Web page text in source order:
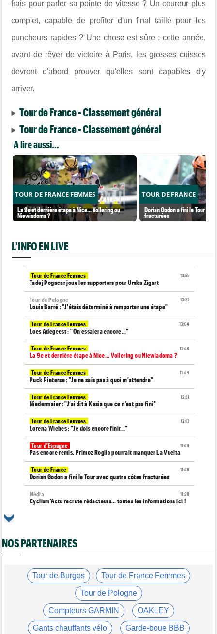
frais pour parler sa pointe de vitesse ? Un coureur plus
complet, capable de profiter d'un final taillé pour les
puncheurs rapides ? Une chose est sûre : cette année,
avant de rêver de victoire à Paris, les grosses cuisses
devront d'abord prouver qu'elles sont capables d'y
arriver.
Tour de France - Classement général
Tour de France - Classement général
A lire aussi...
TOUR DE FRANCE FEMMES
La 9e et dernière étape à Nice... Vollering ou
Niewiadoma ?
TOUR DE FRANCE
Dorian Godon a fini le Tour
fracturées
L'INFO EN LIVE
13:55
Tour de France Femmes
Tadej Pogacar joue les supporters pour Urska Zigart
13:22
Tour de Pologne
Louis Barré : "J'étais déterminé à remporter une étape"
13:04
Tour de France Femmes
Loes Adegeest : "On essaiera encore..."
12:58
Tour de France Femmes
La 9e et dernière étape à Nice... Vollering ou Niewiadoma ?
12:54
Tour de France Femmes
Puck Pieterse : "Je ne sais pas à quoi m'attendre"
12:31
Tour de France Femmes
Niedermaier : "J’ai dit à Kasia que ce n’est pas fini"
12:13
Tour de France Femmes
Lorena Wiebes : "Je dois encore finir..."
11:59
Tour d'Espagne
Pas encore remis, Primoz Roglic pourrait manquer La Vuelta
11:38
Tour de France
Dorian Godon a fini le Tour avec quatre côtes fracturées
11:20
Média
Cyclism’Actu recrute rédacteurs… toutes les informations ici !
Média
L'abonnement à Cyclism'Actu sans pub ni pop up : 9,99€ pour 1
10:19
Tour de France Femmes
Lilan Calmejane : "Ferrand-Prévot raconte des salades…"
Tour de France Femmes
Demi Vollering : "Cela prouve que si on rêve en grand..."
09:53
Média
Web-série : "Course toujours, dans les coulisses de la FDJ
NOS PARTENAIRES
Tour de Burgos Tour de France Femmes
Tour de Pologne
Compteurs GARMIN OAKLEY
Gants chauffants vélo Garde-boue BBB